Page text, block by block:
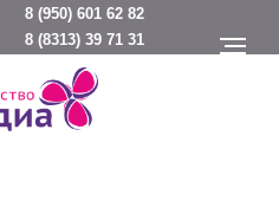
8 (950) 601 62 82
8 (8313) 39 71 31